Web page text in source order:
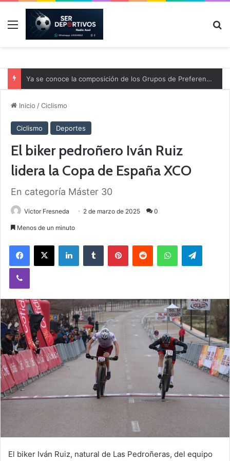
Menú
Ya se conoce la composición de los Grupos de Preferente y el calendario
Inicio /Ciclismo
Ciclismo Deportes
El biker pedroñero Iván Ruiz
lidera la Copa de España XCO
En categoría Máster 30
Victor Fresneda 2 de marzo de 2025 0
Menos de un minuto
El biker Iván Ruiz, natural de Las Pedroñeras, del equipo